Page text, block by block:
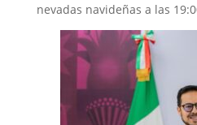
nevadas navideñas a las